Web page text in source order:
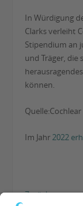
In Würdigung
Clarks verleiht
Stipendium an
und Träger, die
können.
Quelle:Cochlear
Im Jahr2022
Zurück